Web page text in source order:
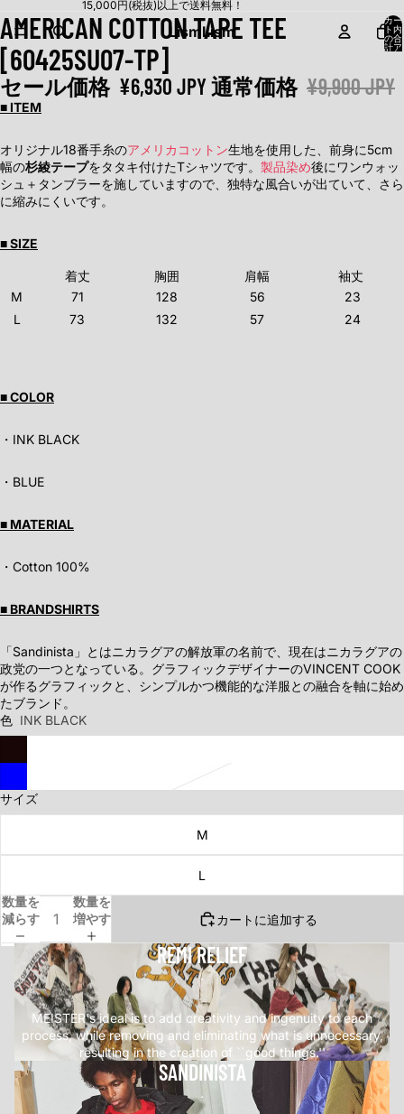
15,000円(税抜)以上で送料無料！
Lism Lism
カー
ト内
の合
計ア
0
AMERICAN COTTON TAPE TEE
[60425SU07-TP]
セール価格 ¥6,930 JPY通常価格 ¥9,900 JPY
■ ITEM
オリジナル18番手糸のアメリカコットン生地を使用した、前身に5cm
幅の杉綾テープをタタキ付けたTシャツです。 製品染め後にワンウォッ
シュ＋タンブラーを施していますので、独特な風合いが出ていて、さら
に縮みにくいです。
■ SIZE
着丈 胸囲 肩幅
袖丈
M
71 128 56
23
L
73 132 57 24
■ COLOR
・INK BLACK
・BLUE
■ MATERIAL
・Cotton 100%
■ BRANDSHIRTS
「Sandinista」とはニカラグアの解放軍の名前で、現在はニカラグアの
政党の一つとなっている。グラフィックデザイナーのVINCENT COOK
が作るグラフィックと、シンプルかつ機能的な洋服との融合を軸に始め
たブランド。
色 INK BLACK
サイズ
M
L
数量を
減らす
数量を
増やす
カートに追加する
REMI RELIEF
.
MEISTER's ideal is to add creativity and ingenuity to each
process, while removing and eliminating what is unnecessary,
resulting in the creation of ``good things.''
SANDINISTA
.